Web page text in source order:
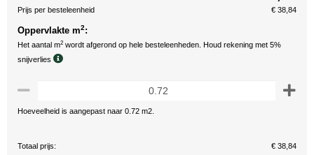
Prijs per besteleenheid € 38,84
Oppervlakte m2:
Het aantal m2 wordt afgerond op hele besteleenheden. Houd rekening met 5%
snijverlies
Hoeveelheid is aangepast naar 0.72 m2.
Totaal prijs:
€ 38,84